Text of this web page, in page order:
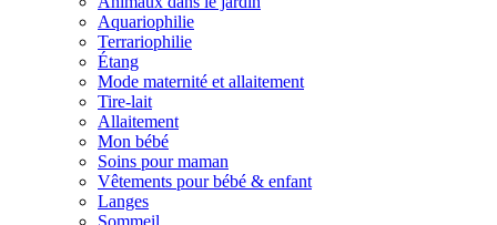
Aquariophilie
Terrariophilie
Étang
Mode maternité et allaitement
Tire-lait
Allaitement
Mon bébé
Soins pour maman
Vêtements pour bébé & enfant
Langes
Sommeil